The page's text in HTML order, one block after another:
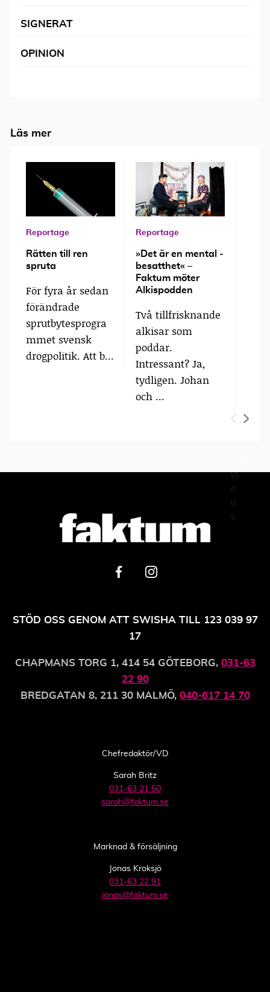
SIGNERAT
OPINION
Läs mer
vi
o
u
s
Reportage
Rätten till ren
spruta
För fyra år sedan
förändrade
sprutbytesprogra
mmet svensk
drogpolitik. Att b...
Reportage
»Det är en mental ­
besatthet« –
Faktum möter
Alkispodden
Två tillfrisknande
alkisar som
poddar.
Intressant? Ja,
tydligen. Johan
och ...
STÖD OSS GENOM ATT SWISHA TILL 123 039 97
17
CHAPMANS TORG 1, 414 54 GÖTEBORG, 031-63
22 90
BREDGATAN 8, 211 30 MALMÖ, 040-617 14 70
Chefredaktör/VD
Sarah Britz
031-63 21 50
sarah@faktum.se
Marknad & försäljning
Jonas Kroksjö
031-63 22 91
jonas@faktum.se